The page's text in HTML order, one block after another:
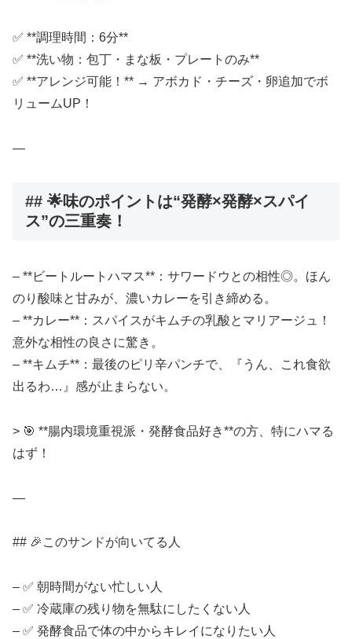
✅ **調理時間：6分**
✅ **洗い物：包丁・まな板・プレートのみ**
✅ **アレンジ可能！** → アボカド・チーズ・卵追加でボ
リュームUP！
—
## 🌟味のポイントは“発酵×発酵×スパイ
ス”の三重奏！
– **ビートルートハマス**：サワードウとの相性◎。ほん
のり酸味と甘みが、濃いカレーを引き締める。
– **カレー**：スパイスがキムチの乳酸とマリアージュ！
意外な相性の良さに驚き。
– **キムチ**：最後のピリ辛パンチで、『うん、これ食欲
出るわ…』感が止まらない。
> 🎯 **腸内環境重視派・発酵食品好き**の方、特にハマる
はず！
—
## 🎉このサンドが向いてる人
– ✅ 朝時間がない忙しい人
– ✅ 冷蔵庫の残り物を無駄にしたくない人
– ✅ 発酵食品で体の中からキレイになりたい人